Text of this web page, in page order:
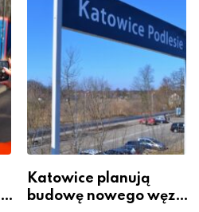
Katowice planują
budowę nowego węzła